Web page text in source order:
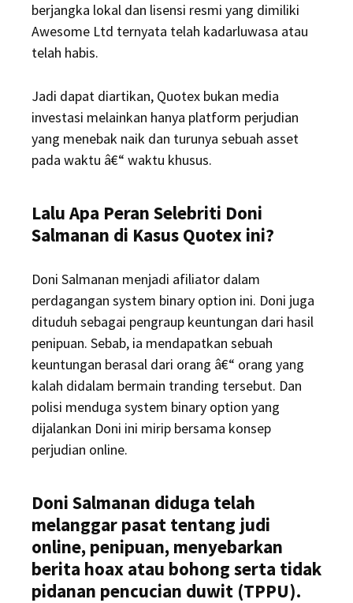
berjangka lokal dan lisensi resmi yang dimiliki
Awesome Ltd ternyata telah kadarluwasa atau
telah habis.
Jadi dapat diartikan, Quotex bukan media
investasi melainkan hanya platform perjudian
yang menebak naik dan turunya sebuah asset
pada waktu â€“ waktu khusus.
Lalu Apa Peran Selebriti Doni
Salmanan di Kasus Quotex ini?
Doni Salmanan menjadi afiliator dalam
perdagangan system binary option ini. Doni juga
dituduh sebagai pengraup keuntungan dari hasil
penipuan. Sebab, ia mendapatkan sebuah
keuntungan berasal dari orang â€“ orang yang
kalah didalam bermain tranding tersebut. Dan
polisi menduga system binary option yang
dijalankan Doni ini mirip bersama konsep
perjudian online.
Doni Salmanan diduga telah
melanggar pasat tentang judi
online, penipuan, menyebarkan
berita hoax atau bohong serta tidak
pidanan pencucian duwit (TPPU).